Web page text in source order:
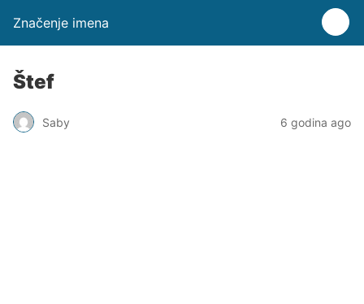
Značenje imena
Štef
Saby 6 godina ago